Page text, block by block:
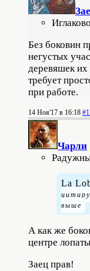
Иглаково
Без боковин
негустых
деревяшек их
требует
при работе.
14 Ноя'17 в 16:18
Чарли
La
А как же
центре лопаты
Заец прав!